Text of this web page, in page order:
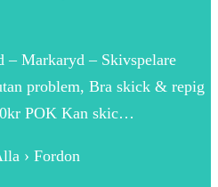
– Markaryd – Skivspelare
problem, Bra skick & repig
POK Kan skic…
› Fordon